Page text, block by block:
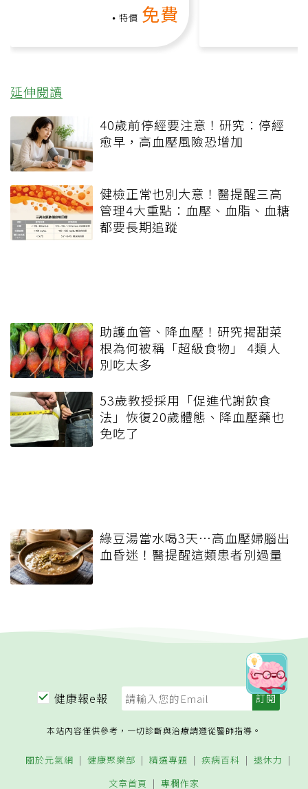
特價 免費
延伸閱讀
40歲前停經要注意！研究：停經
愈早，高血壓風險恐增加
健檢正常也別大意！醫提醒三高
管理4大重點：血壓、血脂、血糖
都要長期追蹤
助護血管、降血壓！研究揭甜菜
根為何被稱「超級食物」 4類人
別吃太多
53歲教授採用「促進代謝飲食
法」恢復20歲體態、降血壓藥也
免吃了
綠豆湯當水喝3天…高血壓婦腦出
血昏迷！醫提醒這類患者別過量
健康報e報
本站內容僅供參考，一切診斷與治療請遵從醫師指導。
關於元氣網 健康聚樂部 精選專題 疾病百科
退休力
文章首頁
專欄作家